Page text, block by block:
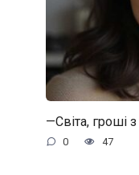
—Світа, гроші
0 47